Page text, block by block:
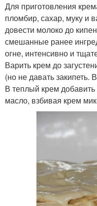
Для приготовления
пломбир, сахар, муку и
довести молоко до
смешанные ранее
огне, интенсивно и
Варить крем до
(но не давать закипеть.
В теплый крем
масло, взбивая крем